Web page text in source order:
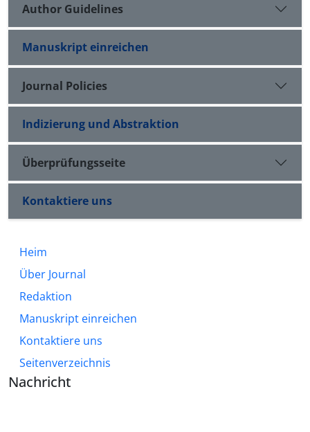
Author Guidelines
Manuskript einreichen
Journal Policies
Indizierung und Abstraktion
Überprüfungsseite
Kontaktiere uns
Heim
Über Journal
Redaktion
Manuskript einreichen
Kontaktiere uns
Seitenverzeichnis
Nachricht